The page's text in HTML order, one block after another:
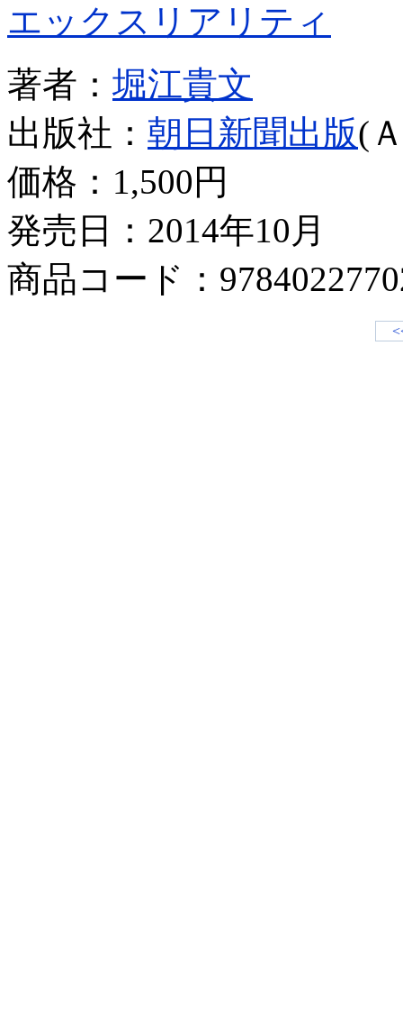
エックスリアリティ
著者： 堀江貴文
出版社： 朝日新聞出版(
価格： 1,500円
発売日：2014年10月
商品コード：